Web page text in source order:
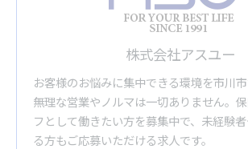
株式会社アスユー
お客様のお悩みに集中できる環境を市川市
無理な営業やノルマは一切ありません。
フとして働きたい方を募集中で、未経験
る方もご応募いただける求人です。